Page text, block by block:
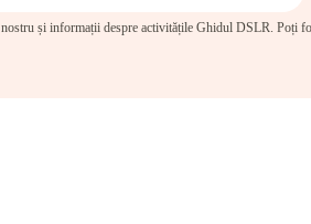
și informații despre activitățile Ghidul DSLR. Poți